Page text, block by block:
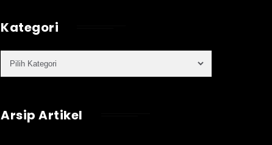
Kategori
Arsip Artikel